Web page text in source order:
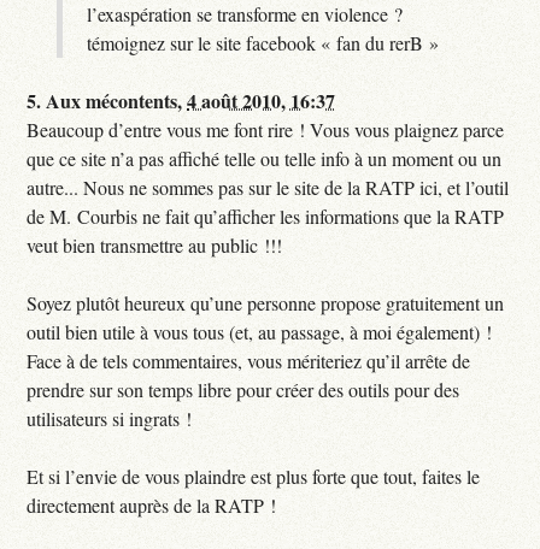
l’exaspération se transforme en violence ?
témoignez sur le site facebook « fan du rerB »
5.Aux mécontents,4 août 2010, 16:37
Beaucoup d’entre vous me font rire ! Vous vous plaignez parce
que ce site n’a pas affiché telle ou telle info à un moment ou un
autre... Nous ne sommes pas sur le site de la RATP ici, et l’outil
de M. Courbis ne fait qu’afficher les informations que la RATP
veut bien transmettre au public !!!
Soyez plutôt heureux qu’une personne propose gratuitement un
outil bien utile à vous tous (et, au passage, à moi également) !
Face à de tels commentaires, vous mériteriez qu’il arrête de
prendre sur son temps libre pour créer des outils pour des
utilisateurs si ingrats !
Et si l’envie de vous plaindre est plus forte que tout, faites le
directement auprès de la RATP !